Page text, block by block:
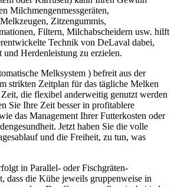
Milchmengenmessgeräten,
Zitzengummis,
Filtern, Milchabscheidern usw. hilft
Technik von DeLaval dabei,
Herdenleistung zu erzielen.
Melksystem ) befreit aus der
strikten Zeitplan für das tägliche Melken
die flexibel anderweitig genutzt werden
Sie Ihre Zeit besser in profitablere
das Management Ihrer Futterkosten oder
Jetzt haben Sie die volle
und die Freiheit, zu tun, was
in Parallel- oder Fischgräten-
dass die Kühe jeweils gruppenweise in